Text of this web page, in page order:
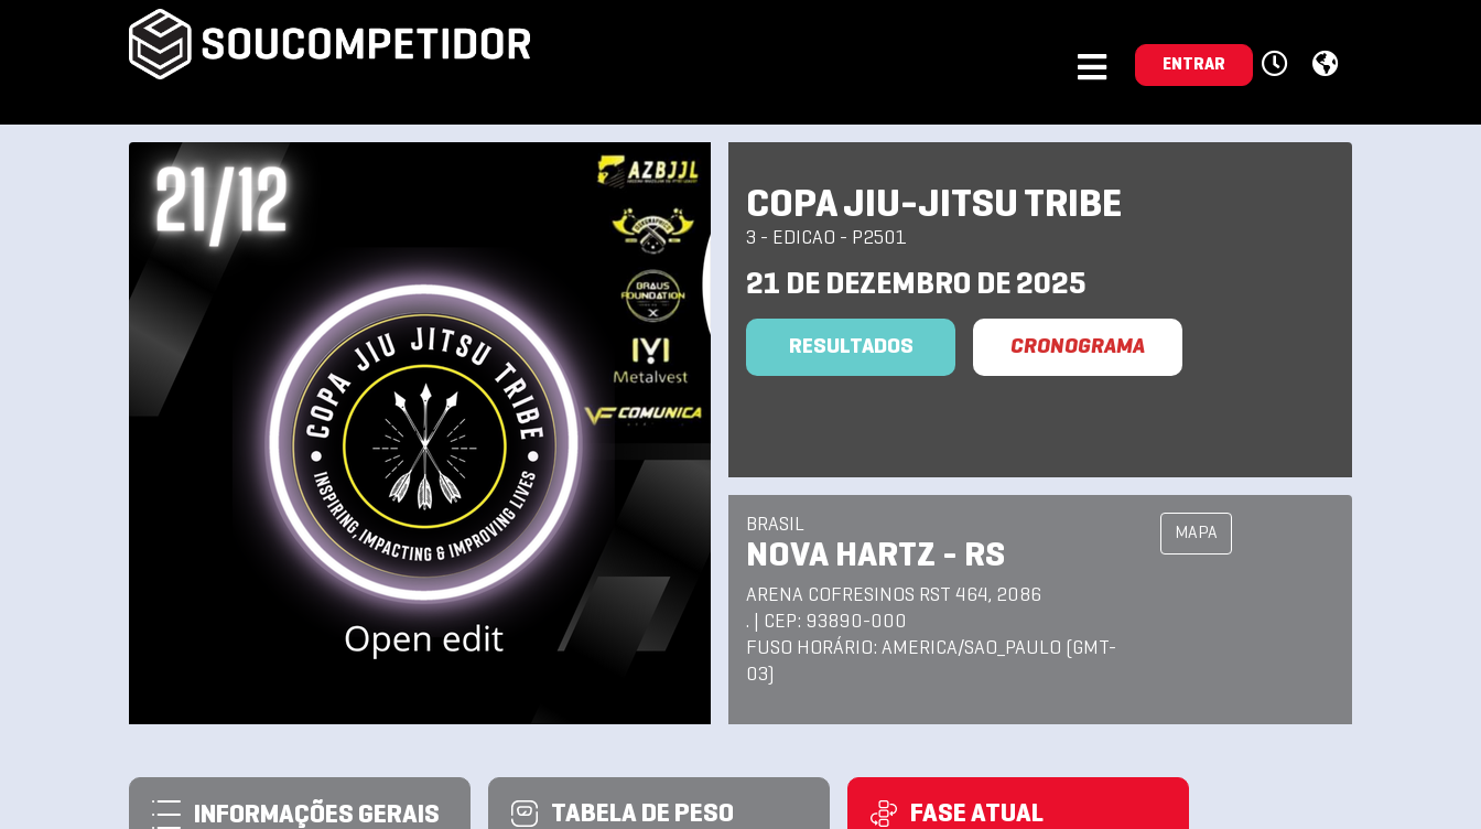
ENTRAR
COPA JIU-JITSU TRIBE
3 - EDICAO - P2501
21 DE DEZEMBRO DE 2025
RESULTADOS CRONOGRAMA
BRASIL
NOVA HARTZ - RS
ARENA COFRESINOS RST 464, 2086
. | CEP: 93890-000
FUSO HORÁRIO: AMERICA/SAO_PAULO (GMT-
03)
MAPA
INFORMAÇÕES GERAIS TABELA DE PESO FASE ATUAL